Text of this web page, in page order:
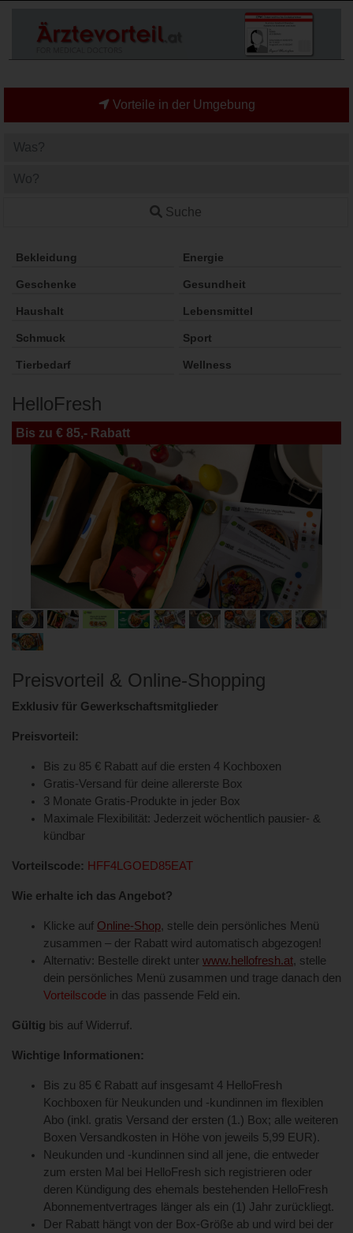
Vorteile in der Umgebung
Suche
Bekleidung Energie
Geschenke Gesundheit
Haushalt Lebensmittel
Schmuck Sport
Tierbedarf Wellness
HelloFresh
Bis zu € 85,- Rabatt
Preisvorteil & Online-Shopping
Exklusiv für Gewerkschaftsmitglieder
Preisvorteil:
Bis zu 85 € Rabatt auf die ersten 4 Kochboxen
Gratis-Versand für deine allererste Box
3 Monate Gratis-Produkte in jeder Box
Maximale Flexibilität: Jederzeit wöchentlich pausier- &
kündbar
Vorteilscode: HFF4LGOED85EAT
Wie erhalte ich das Angebot?
Klicke auf Online-Shop, stelle dein persönliches Menü
zusammen – der Rabatt wird automatisch abgezogen!
Alternativ: Bestelle direkt unter www.hellofresh.at, stelle
dein persönliches Menü zusammen und trage danach den
Vorteilscode in das passende Feld ein.
Gültig bis auf Widerruf.
Wichtige Informationen:
Bis zu 85 € Rabatt auf insgesamt 4 HelloFresh
Kochboxen für Neukunden und -kundinnen im flexiblen
Abo (inkl. gratis Versand der ersten (1.) Box; alle weiteren
Boxen Versandkosten in Höhe von jeweils 5,99 EUR).
Neukunden und -kundinnen sind all jene, die entweder
zum ersten Mal bei HelloFresh sich registrieren oder
deren Kündigung des ehemals bestehenden HelloFresh
Abonnementvertrages länger als ein (1) Jahr zurückliegt.
Der Rabatt hängt von der Box-Größe ab und wird bei der